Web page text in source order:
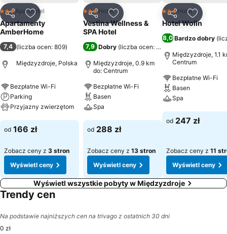
UdostępnijDodaj do ulubionych
3 Kategoria
Aparthotel
Apartamenty
AmberHome
7,4 (liczba ocen: 809)
Międzyzdroje, Polska
Bezpłatne Wi-Fi
Parking
Przyjazny zwierzętom
Wyświetl ceny
od 166 zł
Zobacz ceny z 3 stron
Wyświetl ceny
UdostępnijDodaj do ulubionych
3 Kategoria
Hotel
Vestina Wellness &
SPA Hotel
7,9 Dobry (liczba ocen: 4508
Międzyzdroje, 0.9 km
do: Centrum
Bezpłatne Wi-Fi
Basen
Spa
Wyświetl ceny
od 288 zł
Zobacz ceny z 13 stron
Wyświetl ceny
UdostępnijDodaj
3 Kategoria
Hotel
Hotel Wolin
8,0Bardzo dobry (
Międzyzdroje, 1.1
Centrum
Bezpłatne Wi-Fi
Basen
Spa
Wyświetl ceny
od 247 zł
Zobacz ceny z 11
Wyświetl ceny
Wyświetl wszystkie pobyty w Międzyzdroje
Trendy cen
Na podstawie najniższych cen na trivago z ostatnich 30 dni
0 zł